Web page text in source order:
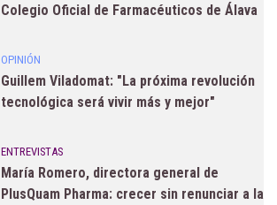
Colegio Oficial de Farmacéuticos de Álava
OPINIÓN
Guillem Viladomat: "La próxima revolución
tecnológica será vivir más y mejor"
ENTREVISTAS
María Romero, directora general de
PlusQuam Pharma: crecer sin renunciar a la